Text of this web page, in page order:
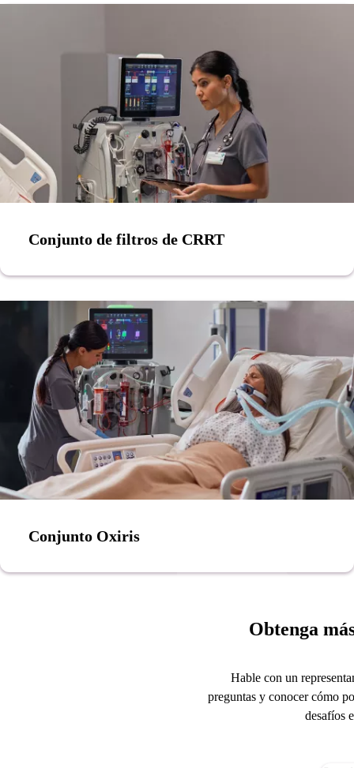
Conjunto de filtros de CRRT
Conjunto Oxiris
Obtenga
Hable con un
preguntas y conocer cómo
desafíos